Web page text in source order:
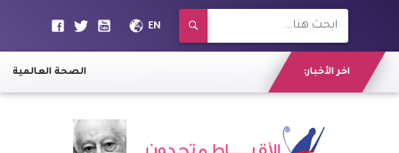
EN
اخر الأخبار: الصحة العالمية